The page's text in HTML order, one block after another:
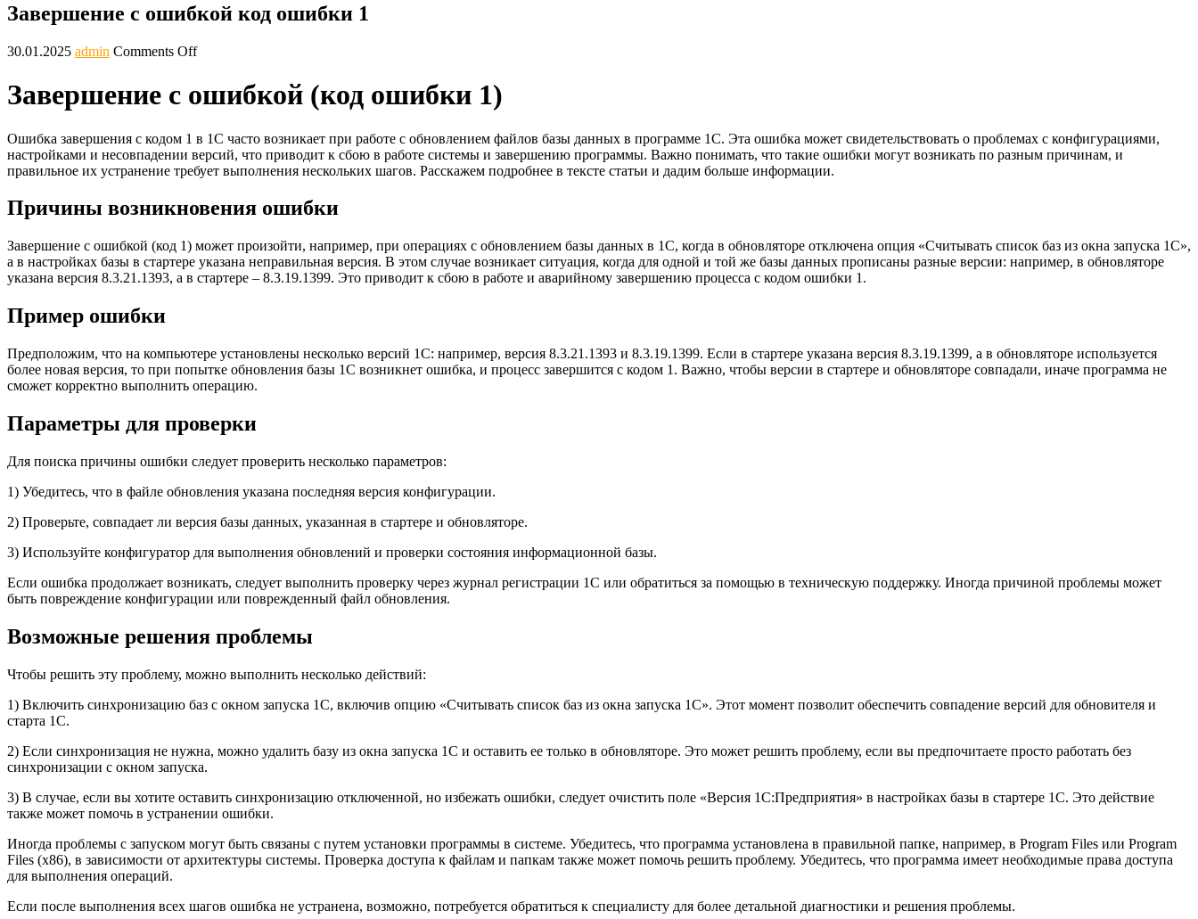
Завершение с ошибкой код ошибки 1
30.01.2025 admin Comments Off
Завершение с ошибкой (код ошибки 1)
Ошибка завершения с кодом 1 в 1С часто возникает при работе с обновлением файлов базы данных в программе 1С. Эта ошибка может свидетельствовать о проблемах с конфигурациями,
настройками и несовпадении версий, что приводит к сбою в работе системы и завершению программы. Важно понимать, что такие ошибки могут возникать по разным причинам, и
правильное их устранение требует выполнения нескольких шагов. Расскажем подробнее в тексте статьи и дадим больше информации.
Причины возникновения ошибки
Завершение с ошибкой (код 1) может произойти, например, при операциях с обновлением базы данных в 1С, когда в обновляторе отключена опция «Считывать список баз из окна запуска 1С»,
а в настройках базы в стартере указана неправильная версия. В этом случае возникает ситуация, когда для одной и той же базы данных прописаны разные версии: например, в обновляторе
указана версия 8.3.21.1393, а в стартере – 8.3.19.1399. Это приводит к сбою в работе и аварийному завершению процесса с кодом ошибки 1.
Пример ошибки
Предположим, что на компьютере установлены несколько версий 1С: например, версия 8.3.21.1393 и 8.3.19.1399. Если в стартере указана версия 8.3.19.1399, а в обновляторе используется
более новая версия, то при попытке обновления базы 1С возникнет ошибка, и процесс завершится с кодом 1. Важно, чтобы версии в стартере и обновляторе совпадали, иначе программа не
сможет корректно выполнить операцию.
Параметры для проверки
Для поиска причины ошибки следует проверить несколько параметров:
1) Убедитесь, что в файле обновления указана последняя версия конфигурации.
2) Проверьте, совпадает ли версия базы данных, указанная в стартере и обновляторе.
3) Используйте конфигуратор для выполнения обновлений и проверки состояния информационной базы.
Если ошибка продолжает возникать, следует выполнить проверку через журнал регистрации 1С или обратиться за помощью в техническую поддержку. Иногда причиной проблемы может
быть повреждение конфигурации или поврежденный файл обновления.
Возможные решения проблемы
Чтобы решить эту проблему, можно выполнить несколько действий:
1) Включить синхронизацию баз с окном запуска 1С, включив опцию «Считывать список баз из окна запуска 1С». Этот момент позволит обеспечить совпадение версий для обновителя и
старта 1С.
2) Если синхронизация не нужна, можно удалить базу из окна запуска 1С и оставить ее только в обновляторе. Это может решить проблему, если вы предпочитаете просто работать без
синхронизации с окном запуска.
3) В случае, если вы хотите оставить синхронизацию отключенной, но избежать ошибки, следует очистить поле «Версия 1С:Предприятия» в настройках базы в стартере 1С. Это действие
также может помочь в устранении ошибки.
Иногда проблемы с запуском могут быть связаны с путем установки программы в системе. Убедитесь, что программа установлена в правильной папке, например, в Program Files или Program
Files (x86), в зависимости от архитектуры системы. Проверка доступа к файлам и папкам также может помочь решить проблему. Убедитесь, что программа имеет необходимые права доступа
для выполнения операций.
Если после выполнения всех шагов ошибка не устранена, возможно, потребуется обратиться к специалисту для более детальной диагностики и решения проблемы.